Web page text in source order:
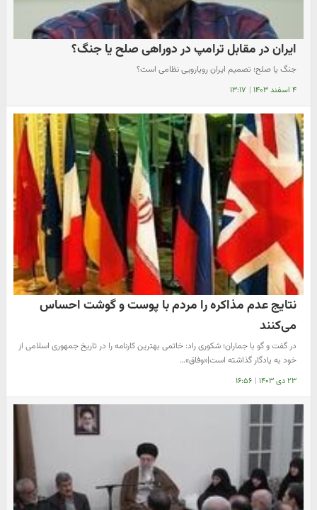
ایران در مقابل ترامپ در دوراهی صلح یا جنگ؟
جنگ یا صلح؛ تصمیم ایران رویارویی نظامی است؟
۴ اسفند ۱۴۰۳ | ۱۳:۱۷
نتایج عدم مذاکره را مردم با پوست و گوشت‌ احساس
می‌کنند
در گفت و گو با جماران؛ شکوری راد: خاتمی بهترین کارنامه را در تاریخ جمهوری اسلامی از
خود به یادگار گذاشته است|«وفاق»…
۲۳ دی ۱۴۰۳ | ۱۶:۵۶